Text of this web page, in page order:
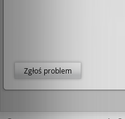
Zgłoś problem